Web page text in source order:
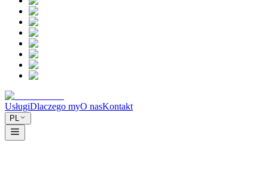
UsługiDlaczego myO nasKontakt
PL